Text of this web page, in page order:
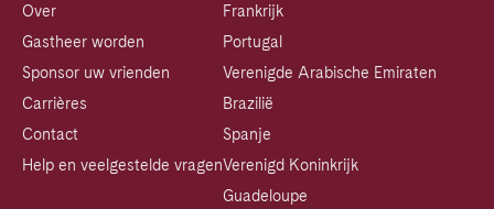
Over
Gastheer worden
Sponsor uw vrienden
Carrières
Contact
Help en veelgestelde vragen
Frankrijk
Portugal
Verenigde Arabische Emiraten
Brazilië
Spanje
Verenigd Koninkrijk
Guadeloupe